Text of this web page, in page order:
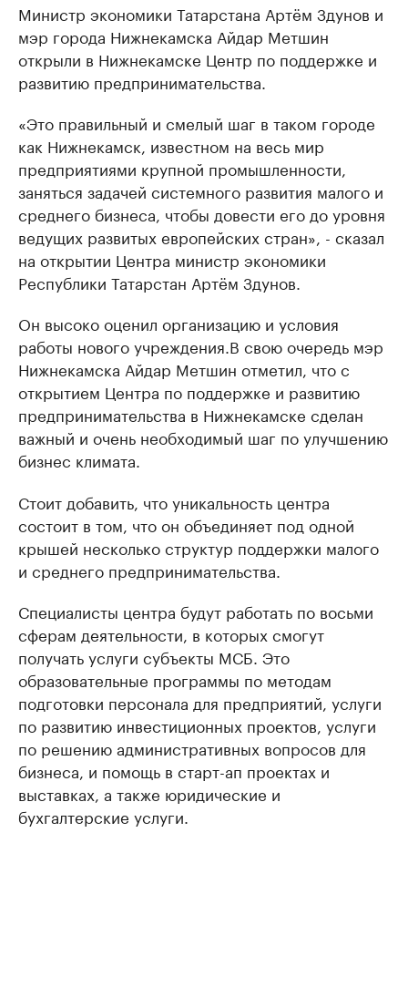
Министр экономики Татарстана Артём Здунов и
мэр города Нижнекамска Айдар Метшин
открыли в Нижнекамске Центр по поддержке и
развитию предпринимательства.
«Это правильный и смелый шаг в таком городе
как Нижнекамск, известном на весь мир
предприятиями крупной промышленности,
заняться задачей системного развития малого и
среднего бизнеса, чтобы довести его до уровня
ведущих развитых европейских стран», - сказал
на открытии Центра министр экономики
Республики Татарстан Артём Здунов.
Он высоко оценил организацию и условия
работы нового учреждения.В свою очередь мэр
Нижнекамска Айдар Метшин отметил, что с
открытием Центра по поддержке и развитию
предпринимательства в Нижнекамске сделан
важный и очень необходимый шаг по улучшению
бизнес климата.
Стоит добавить, что уникальность центра
состоит в том, что он объединяет под одной
крышей несколько структур поддержки малого
и среднего предпринимательства.
Специалисты центра будут работать по восьми
сферам деятельности, в которых смогут
получать услуги субъекты МСБ. Это
образовательные программы по методам
подготовки персонала для предприятий, услуги
по развитию инвестиционных проектов, услуги
по решению административных вопросов для
бизнеса, и помощь в старт-ап проектах и
выставках, а также юридические и
бухгалтерские услуги.